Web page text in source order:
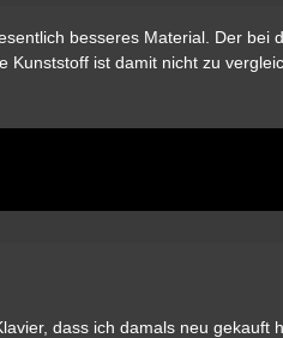
besseres Material. Der bei
ist damit nicht zu
dass ich damals neu gekauft